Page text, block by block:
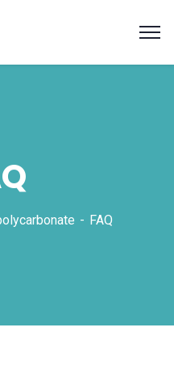
FAQ